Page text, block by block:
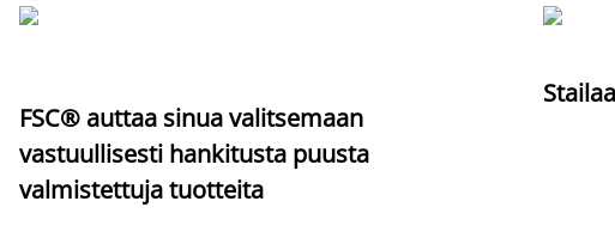
FSC® auttaa sinua valitsemaan
vastuullisesti hankitusta puusta
valmistettuja tuotteita